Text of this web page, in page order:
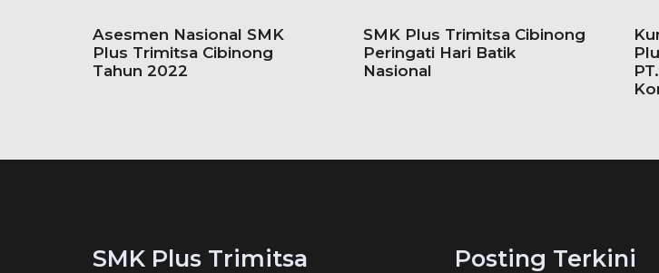
Asesmen Nasional SMK
Plus Trimitsa Cibinong
Tahun 2022
SMK Plus Trimitsa Cibinong
Peringati Hari Batik
Nasional
SMK Plus Trimitsa Posting Terkini